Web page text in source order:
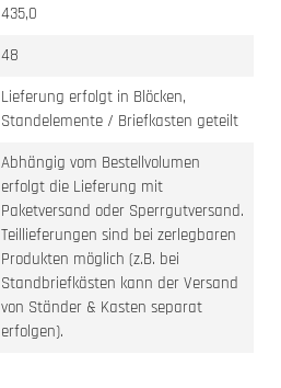
435,0
48
Lieferung erfolgt in Blöcken,
Standelemente / Briefkasten geteilt
Abhängig vom Bestellvolumen
erfolgt die Lieferung mit
Paketversand oder Sperrgutversand.
Teillieferungen sind bei zerlegbaren
Produkten möglich (z.B. bei
Standbriefkästen kann der Versand
von Ständer & Kasten separat
erfolgen).